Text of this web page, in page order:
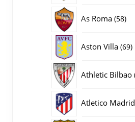
As Roma 5858
Aston Villa 6969
Athletic Bilbao
Atletico Madrid